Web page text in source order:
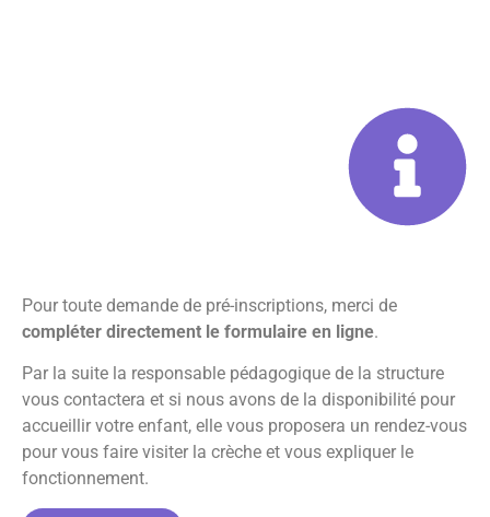
Pour toute demande de pré-inscriptions, merci de
compléter directement le formulaire en ligne.
Par la suite la responsable pédagogique de la structure
vous contactera et si nous avons de la disponibilité pour
accueillir votre enfant, elle vous proposera un rendez-vous
pour vous faire visiter la crèche et vous expliquer le
fonctionnement.